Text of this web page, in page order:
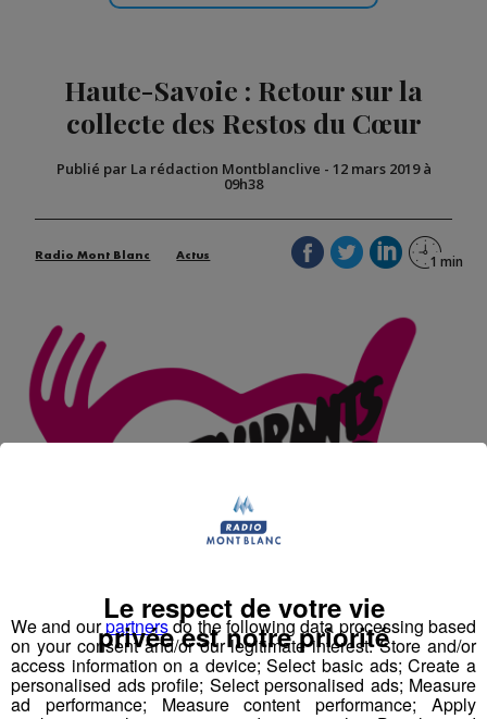
Haute-Savoie : Retour sur la
collecte des Restos du Cœur
Publié par La rédaction Montblanclive - 12 mars 2019 à
09h38
Radio Mont Blanc Actus
We and ourpartnersdo the following data processing based
on your consent and/or our legitimate interest: Store and/or
access information on a device; Select basic ads; Create a
personalised ads profile; Select personalised ads; Measure
ad performance; Measure content performance; Apply
Le respect de votre vie
privée est notre priorité